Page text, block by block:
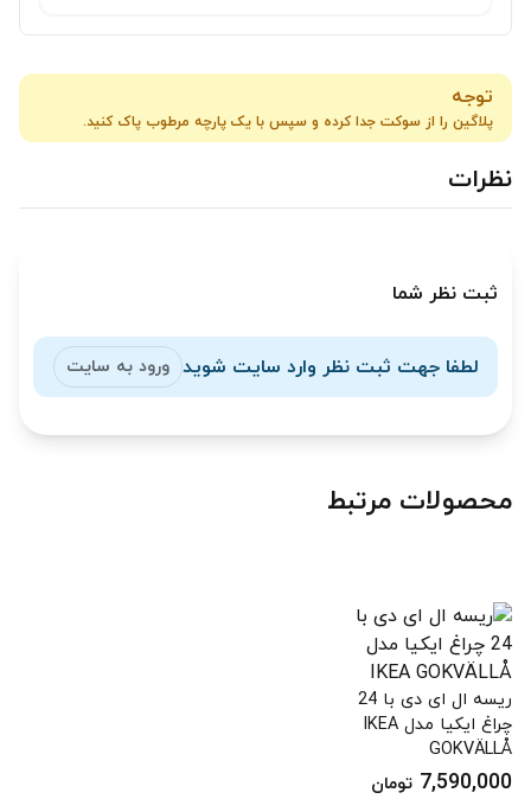
توجه
پلاگین را از سوکت جدا کرده و سپس با یک پارچه مرطوب پاک کنید.
نظرات
ثبت نظر شما
لطفا جهت ثبت نظر وارد سایت شوید ورود به سایت
محصولات مرتبط
ریسه ال ای دی با 24
چراغ ایکیا مدل IKEA
GOKVÄLLÅ
7,590,000 تومان